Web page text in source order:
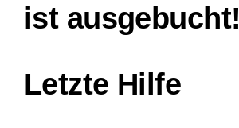
ist ausgebucht!
Letzte Hilfe